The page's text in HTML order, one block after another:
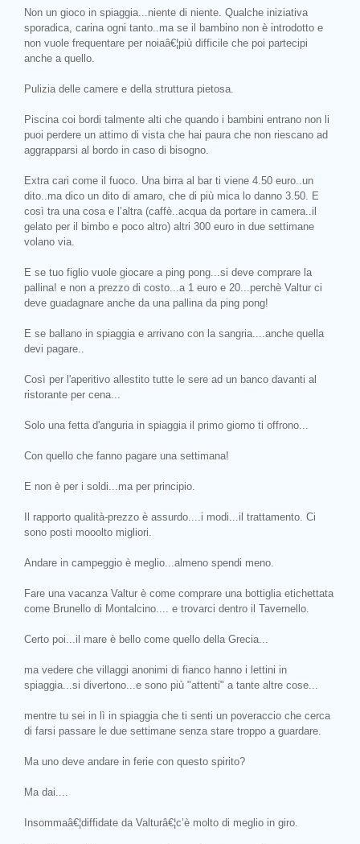
Non un gioco in spiaggia...niente di niente. Qualche iniziativa
sporadica, carina ogni tanto..ma se il bambino non è introdotto e
non vuole frequentare per noiaâ€¦più difficile che poi partecipi
anche a quello.
Pulizia delle camere e della struttura pietosa.
Piscina coi bordi talmente alti che quando i bambini entrano non li
puoi perdere un attimo di vista che hai paura che non riescano ad
aggrapparsi al bordo in caso di bisogno.
Extra cari come il fuoco. Una birra al bar ti viene 4.50 euro..un
dito..ma dico un dito di amaro, che di più mica lo danno 3.50. E
così tra una cosa e l’altra (caffè..acqua da portare in camera..il
gelato per il bimbo e poco altro) altri 300 euro in due settimane
volano via.
E se tuo figlio vuole giocare a ping pong...si deve comprare la
pallina! e non a prezzo di costo...a 1 euro e 20...perchè Valtur ci
deve guadagnare anche da una pallina da ping pong!
E se ballano in spiaggia e arrivano con la sangria....anche quella
devi pagare..
Così per l'aperitivo allestito tutte le sere ad un banco davanti al
ristorante per cena...
Solo una fetta d'anguria in spiaggia il primo giorno ti offrono...
Con quello che fanno pagare una settimana!
E non è per i soldi...ma per principio.
Il rapporto qualità-prezzo è assurdo....i modi...il trattamento. Ci
sono posti mooolto migliori.
Andare in campeggio è meglio...almeno spendi meno.
Fare una vacanza Valtur è come comprare una bottiglia etichettata
come Brunello di Montalcino.... e trovarci dentro il Tavernello.
Certo poi...il mare è bello come quello della Grecia...
ma vedere che villaggi anonimi di fianco hanno i lettini in
spiaggia...si divertono...e sono più "attenti" a tante altre cose...
mentre tu sei in lì in spiaggia che ti senti un poveraccio che cerca
di farsi passare le due settimane senza stare troppo a guardare.
Ma uno deve andare in ferie con questo spirito?
Ma dai....
Insommaâ€¦diffidate da Valturâ€¦c’è molto di meglio in giro.